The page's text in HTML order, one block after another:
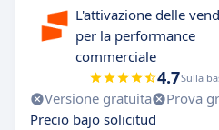
L'attivazione delle
per la performance
commerciale
4.7Sulla
Versione gratuita Prova
Precio bajo solicitud